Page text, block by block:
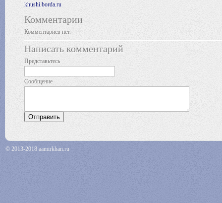
khushi.borda.ru
Комментарии
Комментариев нет.
Написать комментарий
Представьтесь
Сообщение
© 2013-2018 aamirkhan.ru